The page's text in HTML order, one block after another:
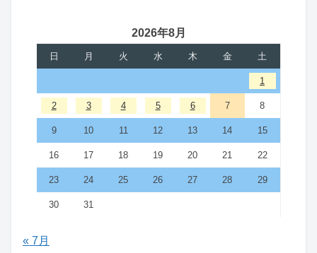
2026年8月
日 月 火 水 木 金 土
1
2 3 4 5 6 7 8
9 10 11 12 13 14 15
16 17 18 19 20 21 22
23 24 25 26 27 28 29
30 31
« 7月